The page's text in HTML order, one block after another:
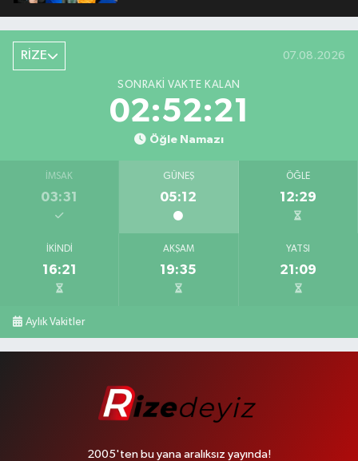
RİZE 07.08.2026
SONRAKI VAKTE KALAN
02:52:20
Öğle Namazı
İMSAK
03:31
GÜNEŞ
05:12
ÖĞLE
12:29
İKINDI
16:21
AKŞAM
19:35
YATSI
21:09
Aylık Vakitler
2005'ten bu yana aralıksız yayında!